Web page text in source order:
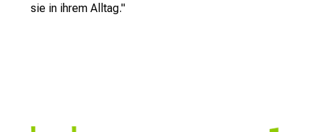
sie in ihrem Alltag."